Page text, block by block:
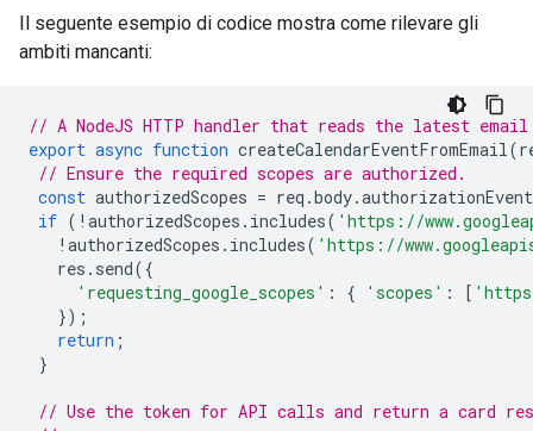
Il seguente esempio di codice mostra come rilevare gli
ambiti mancanti:
// A NodeJS HTTP handler that reads the latest
export async function createCalendarEventFromEmail(
// Ensure the required scopes are authorized.
const authorizedScopes = req .body.
if ( ! authorizedScopes . includes( 'https://
! authorizedScopes . includes( 'https://
res . send({
'requesting_google_scopes' : { 'scopes' : [
});
return ;
}
// Use the token for API calls and return a card